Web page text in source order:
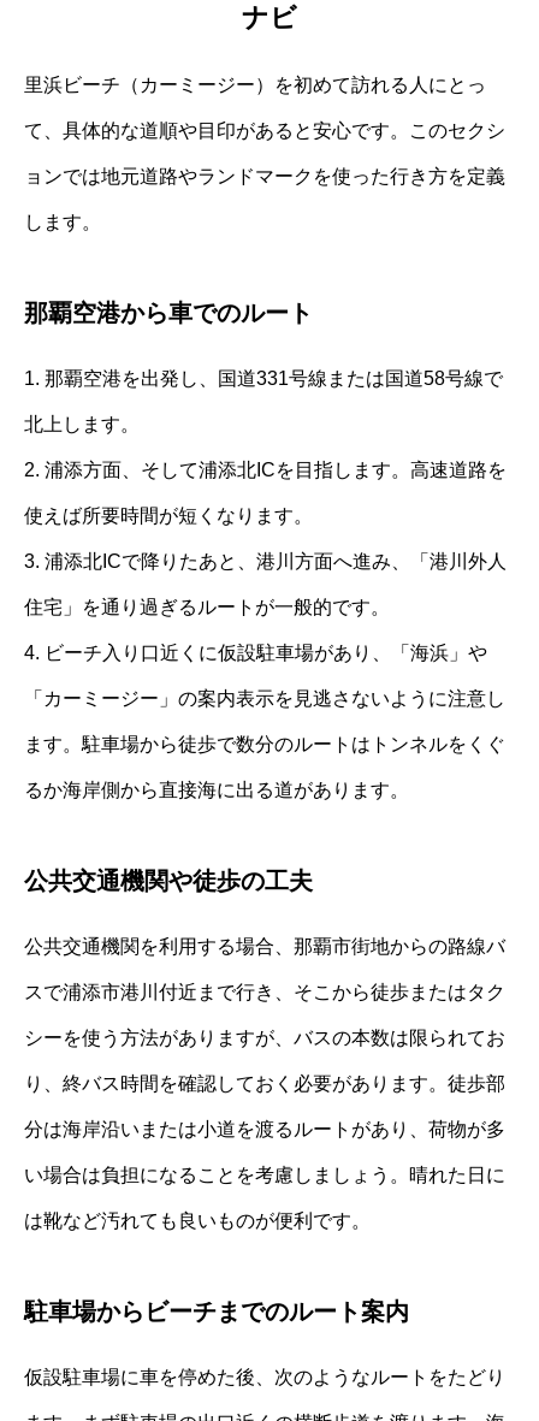
ナビ
里浜ビーチ（カーミージー）を初めて訪れる人にとっ
て、具体的な道順や目印があると安心です。このセクシ
ョンでは地元道路やランドマークを使った行き方を定義
します。
那覇空港から車でのルート
1. 那覇空港を出発し、国道331号線または国道58号線で
北上します。
2. 浦添方面、そして浦添北ICを目指します。高速道路を
使えば所要時間が短くなります。
3. 浦添北ICで降りたあと、港川方面へ進み、「港川外人
住宅」を通り過ぎるルートが一般的です。
4. ビーチ入り口近くに仮設駐車場があり、「海浜」や
「カーミージー」の案内表示を見逃さないように注意し
ます。駐車場から徒歩で数分のルートはトンネルをくぐ
るか海岸側から直接海に出る道があります。
公共交通機関や徒歩の工夫
公共交通機関を利用する場合、那覇市街地からの路線バ
スで浦添市港川付近まで行き、そこから徒歩またはタク
シーを使う方法がありますが、バスの本数は限られてお
り、終バス時間を確認しておく必要があります。徒歩部
分は海岸沿いまたは小道を渡るルートがあり、荷物が多
い場合は負担になることを考慮しましょう。晴れた日に
は靴など汚れても良いものが便利です。
駐車場からビーチまでのルート案内
仮設駐車場に車を停めた後、次のようなルートをたどり